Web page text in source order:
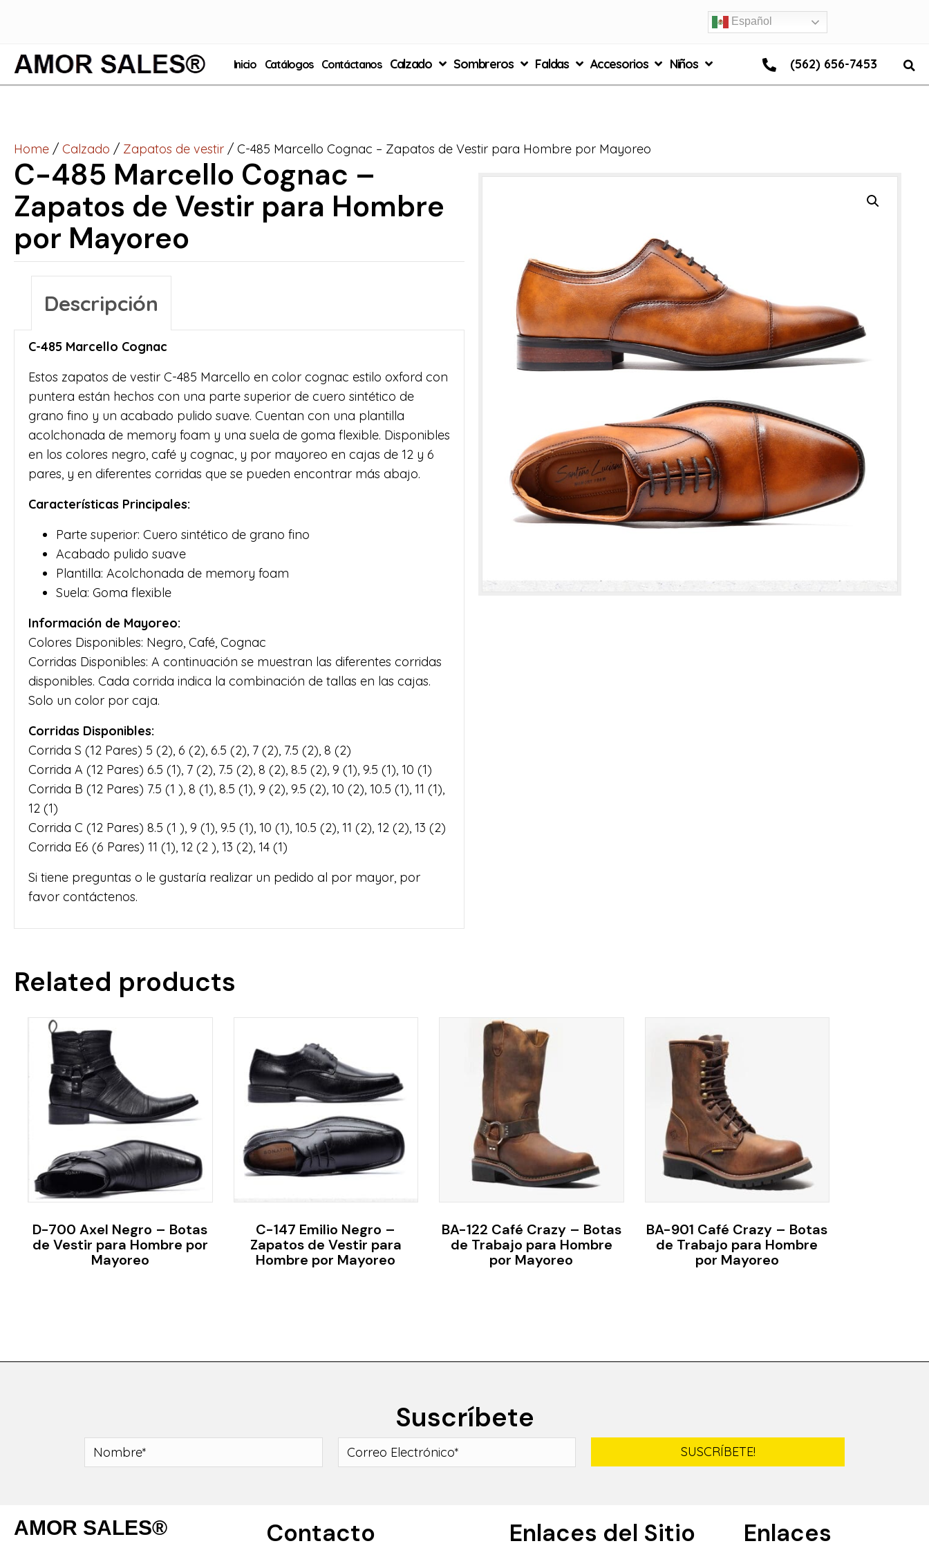
Español
Inicio Catálogos Contáctanos Calzado Sombreros Faldas Accesorios Niños (562) 656-7453
Home / Calzado / Zapatos de vestir / C-485 Marcello Cognac – Zapatos de Vestir para Hombre por Mayoreo
C-485 Marcello Cognac –
Zapatos de Vestir para Hombre
por Mayoreo
Descripción
C-485 Marcello Cognac
Estos zapatos de vestir C-485 Marcello en color cognac estilo oxford con
puntera están hechos con una parte superior de cuero sintético de
grano fino y un acabado pulido suave. Cuentan con una plantilla
acolchonada de memory foam y una suela de goma flexible. Disponibles
en los colores negro, café y cognac, y por mayoreo en cajas de 12 y 6
pares, y en diferentes corridas que se pueden encontrar más abajo.
Características Principales:
Parte superior: Cuero sintético de grano fino
Acabado pulido suave
Plantilla: Acolchonada de memory foam
Suela: Goma flexible
Información de Mayoreo:
Colores Disponibles: Negro, Café, Cognac
Corridas Disponibles: A continuación se muestran las diferentes corridas
disponibles. Cada corrida indica la combinación de tallas en las cajas.
Solo un color por caja.
Corridas Disponibles:
Corrida S (12 Pares) 5 (2), 6 (2), 6.5 (2), 7 (2), 7.5 (2), 8 (2)
Corrida A (12 Pares) 6.5 (1), 7 (2), 7.5 (2), 8 (2), 8.5 (2), 9 (1), 9.5 (1), 10 (1)
Corrida B (12 Pares) 7.5 (1 ), 8 (1), 8.5 (1), 9 (2), 9.5 (2), 10 (2), 10.5 (1), 11 (1),
12 (1)
Corrida C (12 Pares) 8.5 (1 ), 9 (1), 9.5 (1), 10 (1), 10.5 (2), 11 (2), 12 (2), 13 (2)
Corrida E6 (6 Pares) 11 (1), 12 (2 ), 13 (2), 14 (1)
Si tiene preguntas o le gustaría realizar un pedido al por mayor, por
favor contáctenos.
Related products
D-700 Axel Negro – Botas
de Vestir para Hombre por
Mayoreo
C-147 Emilio Negro –
Zapatos de Vestir para
Hombre por Mayoreo
BA-122 Café Crazy – Botas
de Trabajo para Hombre
por Mayoreo
BA-901 Café Crazy – Botas
de Trabajo para Hombre
por Mayoreo
Suscríbete
SUSCRÍBETE!
AMOR SALES® Contacto Enlaces del Sitio
Enlaces